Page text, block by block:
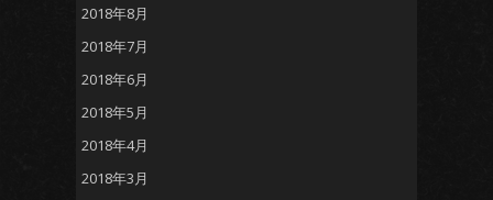
2018年8月
2018年7月
2018年6月
2018年5月
2018年4月
2018年3月